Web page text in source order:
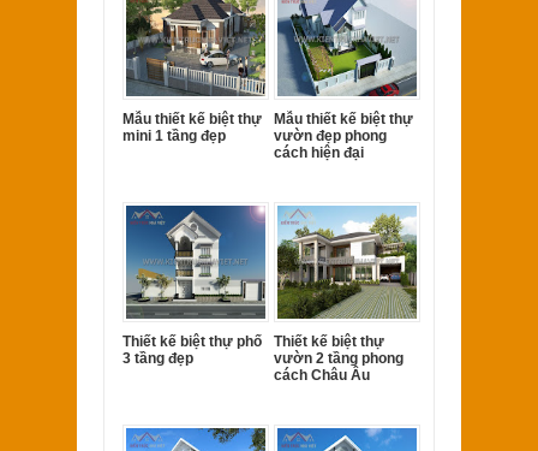
Mẫu thiết kế biệt thự
mini 1 tầng đẹp
Mẫu thiết kế biệt thự
vườn đẹp phong
cách hiện đại
Thiết kế biệt thự phố
3 tầng đẹp
Thiết kế biệt thự
vườn 2 tầng phong
cách Châu Âu